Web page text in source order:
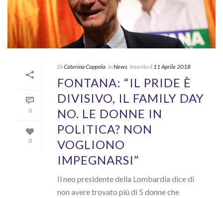
0
0
DiCaterina Coppola InNews Inserito il 11 Aprile 2018
FONTANA: “IL PRIDE È
DIVISIVO, IL FAMILY DAY
NO. LE DONNE IN
POLITICA? NON
VOGLIONO
IMPEGNARSI”
Il neo presidente della Lombardia dice di
non avere trovato più di 5 donne che